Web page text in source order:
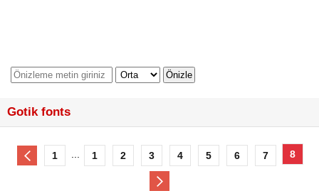
Gotik fonts
1 1 2 3 4 5 6 7 8